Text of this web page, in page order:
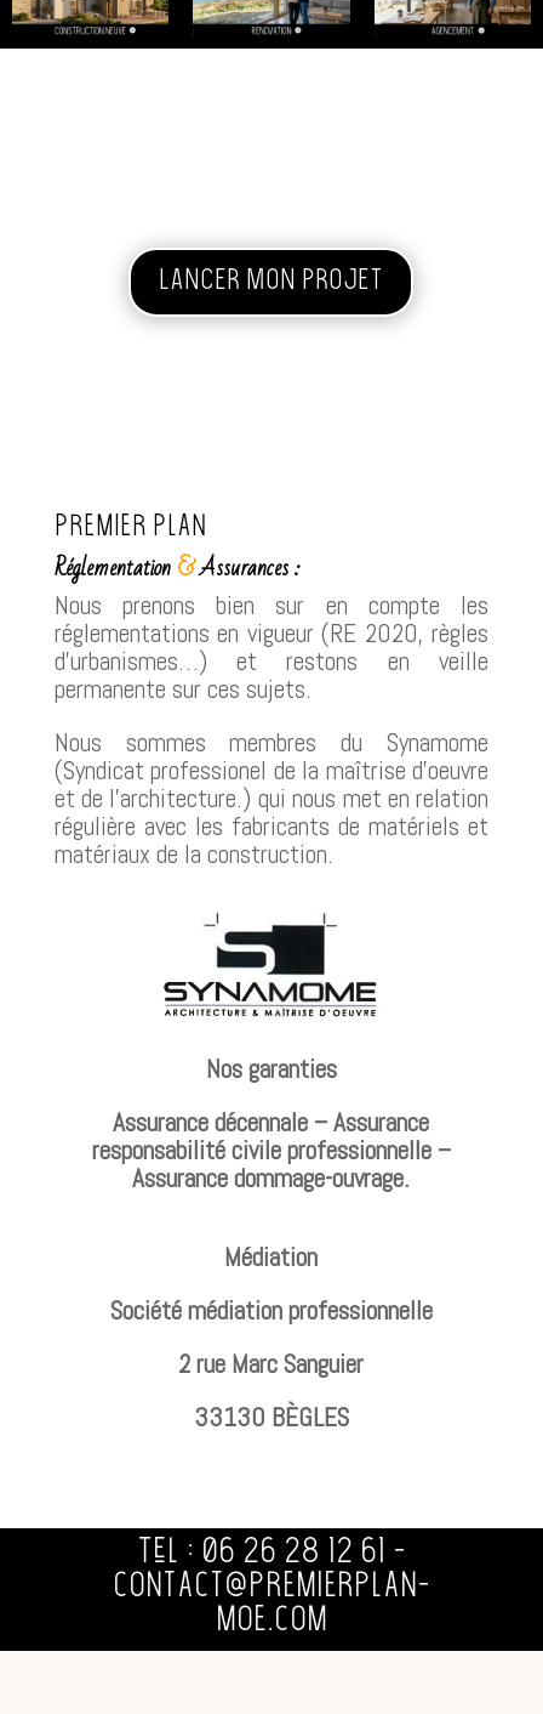
LANCER MON PROJET
Premier Plan
Réglementation&Assurances :
Nous prenons bien sur en compte les
réglementations en vigueur (RE 2020, règles
d’urbanismes…) et restons en veille
permanente sur ces sujets.
Nous sommes membres du Synamome
(Syndicat professionel de la maîtrise d’oeuvre
et de l’architecture.) qui nous met en relation
régulière avec les fabricants de matériels et
matériaux de la construction.
Nos garanties
Assurance décennale – Assurance
responsabilité civile professionnelle –
Assurance dommage-ouvrage.
Médiation
Société médiation professionnelle
2 rue Marc Sanguier
33130 BÈGLES
Tél : 06 26 28 12 61 -
contact@premierplan-
moe.com